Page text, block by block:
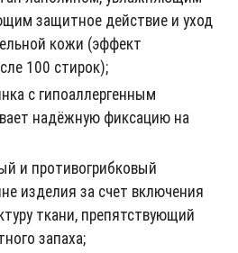
защитное действие и уход
кожи (эффект
100 стирок);
с гипоаллергенным
надёжную фиксацию на
и противогрибковый
изделия за счет включения
ткани, препятствующий
запаха;